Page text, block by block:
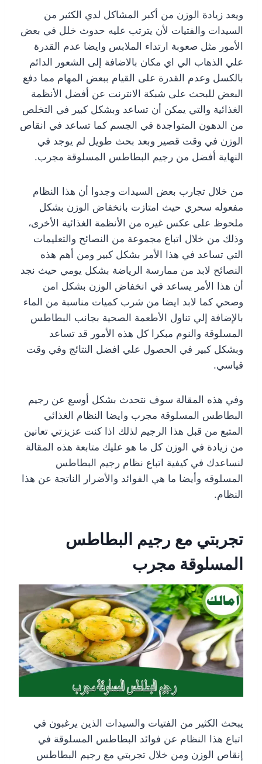
ويعد زيادة الوزن من أكبر المشاكل لدي الكثير من
السيدات والفتيات لأن يترتب عليه حدوث خلل في بعض
الأمور مثل صعوبة ارتداء الملابس وايضا عدم القدرة
علي الذهاب الي اي مكان بالاضافة إلى الشعور الدائم
بالكسل وعدم القدرة على القيام ببعض المهام مما دفع
البعض للبحث على شبكة الانترنت عن أفضل الأنظمة
الغذائية والتي يمكن أن تساعد وبشكل كبير في التخلص
من الدهون المتواجدة في الجسم كما تساعد في انقاص
الوزن في وقت قصير وبعد بحث طويل لم يوجد في
النهاية أفضل من رجيم البطاطس المسلوقة مجرب.
من خلال تجارب بعض السيدات وجدوا أن هذا النظام
مفعوله سحري حيث امتازت بانخفاض الوزن بشكل
ملحوظ على عكس غيره من الأنظمة الغذائية الأخرى،
وذلك من خلال اتباع مجموعة من النصائح والتعليمات
التي تساعد في هذا الأمر بشكل كبير ومن أهم هذه
النصائح لابد من ممارسة الرياضة بشكل يومي حيث نجد
أن هذا الأمر يساعد في انخفاض الوزن بشكل امن
وصحي كما لابد ايضا من شرب كميات مناسبة من الماء
بالإضافة إلي تناول الأطعمة الصحية بجانب البطاطس
المسلوقة والنوم مبكرا كل هذه الأمور قد تساعد
وبشكل كبير في الحصول علي افضل النتائج وفي وقت
قياسي.
وفي هذه المقالة سوف نتحدث بشكل أوسع عن رجيم
البطاطس المسلوقة مجرب وايضا النظام الغذائي
المتبع من قبل هذا الرجيم لذلك اذا كنت عزيزتي تعانين
من زيادة في الوزن كل ما هو عليك متابعة هذه المقالة
لنساعدك في كيفية اتباع نظام رجيم البطاطس
المسلوقه وأيضا ما هي الفوائد والأضرار الناتجة عن هذا
النظام.
تجربتي مع رجيم البطاطس
المسلوقة مجرب
يبحث الكثير من الفتيات والسيدات الذين يرغبون في
اتباع هذا النظام عن فوائد البطاطس المسلوقة في
إنقاص الوزن ومن خلال تجربتي مع رجيم البطاطس